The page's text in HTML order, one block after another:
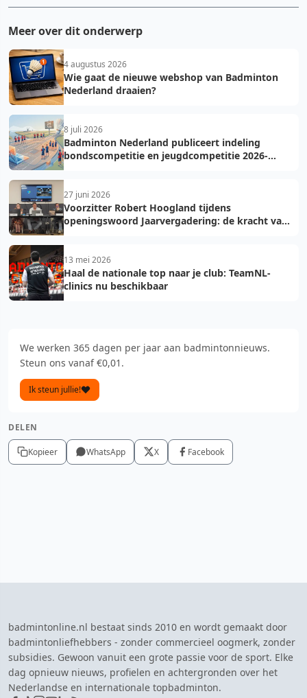
Meer over dit onderwerp
4 augustus 2026
Wie gaat de nieuwe webshop van Badminton
Nederland draaien?
8 juli 2026
Badminton Nederland publiceert indeling
bondscompetitie en jeugdcompetitie 2026-
27 juni 2026
Voorzitter Robert Hoogland tijdens
openingswoord Jaarvergadering: de kracht van
13 mei 2026
Haal de nationale top naar je club: TeamNL-
clinics nu beschikbaar
We werken 365 dagen per jaar aan badmintonnieuws.
Steun ons vanaf €0,01.
Ik steun jullie!
DELEN
Kopieer WhatsApp X Facebook
badmintonline.nl bestaat sinds 2010 en wordt gemaakt door
badmintonliefhebbers - zonder commercieel oogmerk, zonder
subsidies. Gewoon vanuit een grote passie voor de sport. Elke
dag opnieuw nieuws, profielen en achtergronden over het
Nederlandse en internationale topbadminton.